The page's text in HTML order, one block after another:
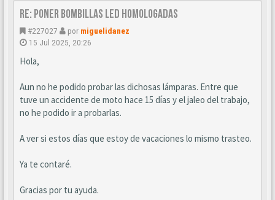
Re: Poner bombillas led homologadas
#227027 por miguelidanez
15 Jul 2025, 20:26
Hola,
Aun no he podido probar las dichosas lámparas. Entre que
tuve un accidente de moto hace 15 días y el jaleo del trabajo,
no he podido ir a probarlas.
A ver si estos días que estoy de vacaciones lo mismo trasteo.
Ya te contaré.
Gracias por tu ayuda.